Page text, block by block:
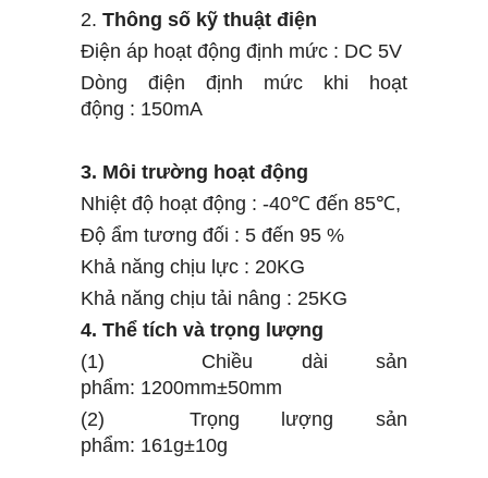
2. Thông số kỹ thuật điện
Điện áp hoạt động định mức : DC 5V
Dòng điện định mức khi hoạt
động : 150mA
3. Môi trường hoạt động
Nhiệt độ hoạt động : -40℃ đến 85℃,
Độ ẩm tương đối : 5 đến 95 %
Khả năng chịu lực : 20KG
Khả năng chịu tải nâng : 25KG
4. Thể tích và trọng lượng
(1) Chiều dài sản
phẩm: 1200mm±50mm
(2) Trọng lượng sản
phẩm: 161g±10g